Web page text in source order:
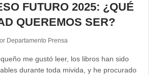
FUTURO 2025: ¿QUÉ
QUEREMOS SER?
Departamento Prensa
me gustó leer, los libros han sido
durante toda mivida, y he procurado